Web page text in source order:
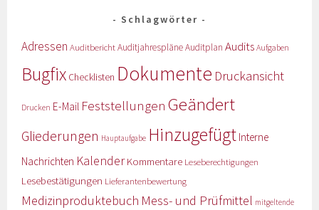
Schlagwörter
Adressen AuditberichtAuditjahrespläneAuditplan Audits Aufgaben
Bugfix Checklisten Dokumente Druckansicht
Drucken E-Mail Feststellungen Geändert
Gliederungen Hauptaufgabe Hinzugefügt Interne
Nachrichten KalenderKommentare Leseberechtigungen
Lesebestätigungen Lieferantenbewertung
Medizinproduktebuch Mess- und Prüfmittel mitgeltende